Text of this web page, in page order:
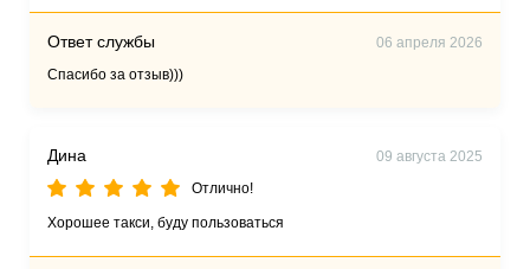
Ответ службы
06 апреля 2026
Спасибо за отзыв)))
Дина
09 августа 2025
Отлично!
Хорошее такси, буду пользоваться